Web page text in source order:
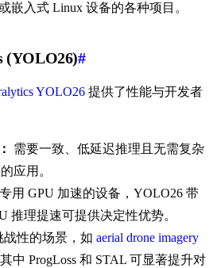
嵌入式 Linux 设备的各种项目。
(YOLO26)#
YOLO26 提供了性能与开发者
需要一致、低延迟推理且无需复杂
应用。
用 GPU 加速的设备，YOLO26 带
推理提速可提供决定性优势。
战性的场景，如 aerial drone imagery
中 ProgLoss 和 STAL 可显著提升对